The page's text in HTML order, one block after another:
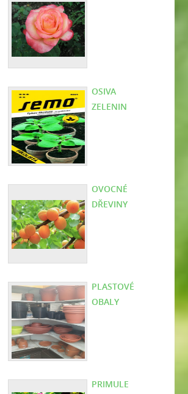
OSIVA
ZELENIN
OVOCNÉ
DŘEVINY
PLASTOVÉ
OBALY
PRIMULE